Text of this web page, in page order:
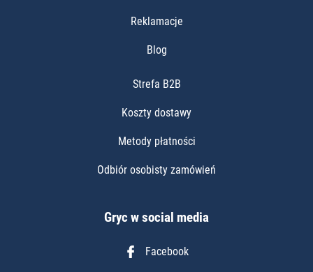
Reklamacje
Blog
Strefa B2B
Koszty dostawy
Metody płatności
Odbiór osobisty zamówień
Gryc w social media
Facebook